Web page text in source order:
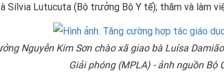
Sílvia Lutucuta (Bộ trưởng Bộ Y tế); thăm và làm
Nguyễn Kim Sơn chào xã giao bà Luísa
Giải phóng (MPLA) - ảnh nguồn Bộ